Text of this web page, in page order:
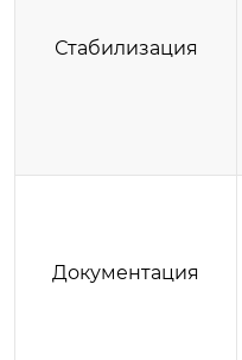
Стабилизация
Документация